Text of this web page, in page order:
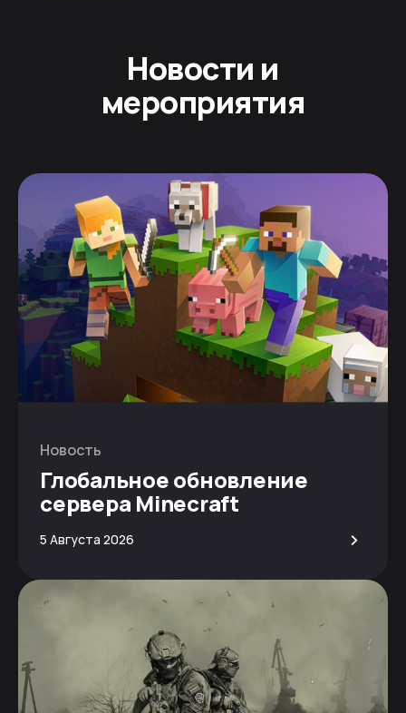
Новости и
мероприятия
Новость
Глобальное обновление
сервера Minecraft
5 Августа 2026 >